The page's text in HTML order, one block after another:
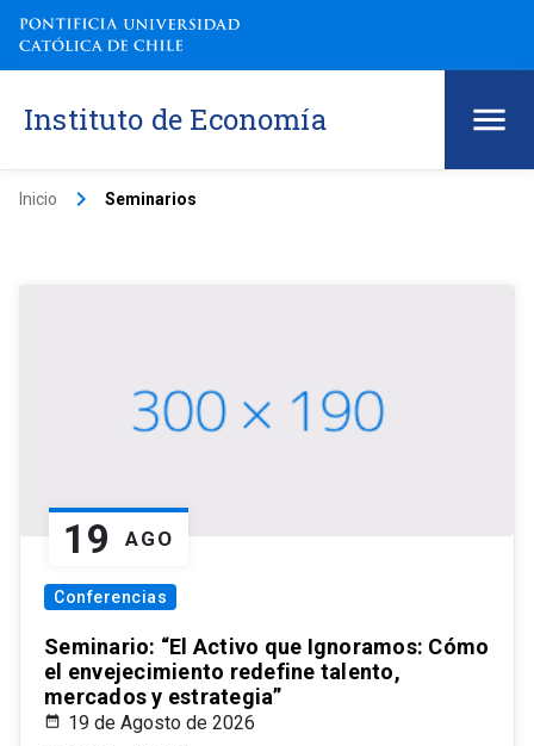
Instituto de Economía
Inicio keyboard_arrow_right Seminarios
19 AGO
Conferencias
Seminario: “El Activo que Ignoramos: Cómo
el envejecimiento redefine talento,
mercados y estrategia”
19 de Agosto de 2026